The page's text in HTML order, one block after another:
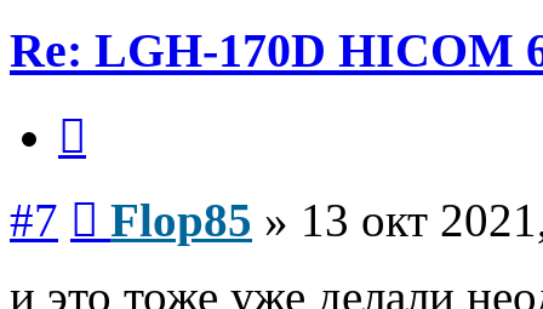
Re: LGH-170D HICOM
#7 Flop85 » 13 окт
и это тоже уже делали